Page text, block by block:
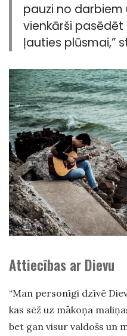
pauzi no
vienkārši
ļauties plūsmai,”
Attiecības ar Dievu
“Man personīgi dzīvē
kas sēž uz mākoņa
bet gan visur valdošs un